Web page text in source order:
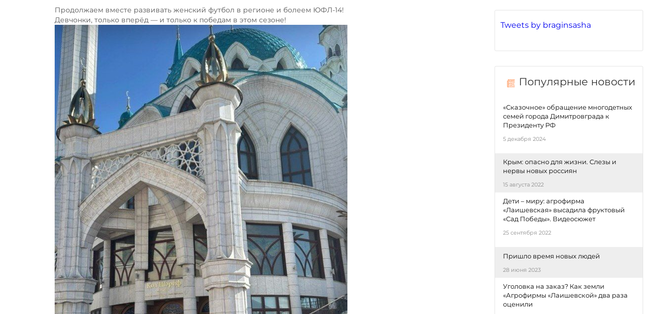
Продолжаем вместе развивать женский футбол в регионе и болеем ЮФЛ-14!
Девчонки, только вперёд — и только к победам в этом сезоне!
Tweets by braginsasha
Популярные новости
«Сказочное» обращение многодетных
семей города Димитровграда к
Президенту РФ
5 декабря 2024
Крым: опасно для жизни. Слезы и
нервы новых россиян
15 августа 2022
Дети – миру: агрофирма
«Лаишевская» высадила фруктовый
«Сад Победы». Видеосюжет
25 сентября 2022
Пришло время новых людей
28 июня 2023
Уголовка на заказ? Как земли
«Агрофирмы «Лаишевской» два раза
оценили